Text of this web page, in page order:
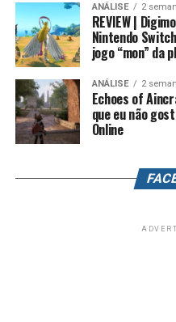
No fim das contas, fica a
Raiders funciona como
futuro da franquia. A
novas mecânicas, um
progressão e uma
entender como os
for positiva, é bem possível
ANÁLISE 2
REVIEW |
Nintendo
jogo “mon” da
ANÁLISE 2
Echoes of
que eu não
Online